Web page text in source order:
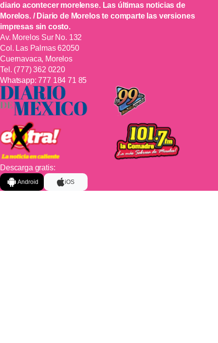
diario acontecer morelense. Las últimas noticias de
Morelos. / Diario de Morelos te comparte las versiones
impresas sin costo.
Av. Morelos Sur No. 132
Col. Las Palmas 62050
Cuernavaca, Morelos
Tel. (777) 362 0220
Whatsapp:777 184 71 85
Descarga gratis:
Android iOS